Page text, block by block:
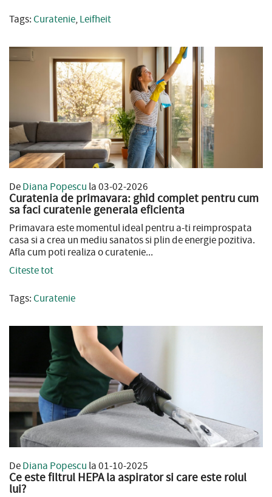
Tags: Curatenie,Leifheit
DeDiana Popescu la 03-02-2026
Curatenia de primavara: ghid complet pentru cum
sa faci curatenie generala eficienta
Primavara este momentul ideal pentru a-ti reimprospata
casa si a crea un mediu sanatos si plin de energie pozitiva.
Afla cum poti realiza o curatenie...
Citeste tot
Tags: Curatenie
DeDiana Popescu la 01-10-2025
Ce este filtrul HEPA la aspirator si care este rolul
lui?